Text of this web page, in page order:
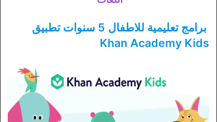
برامج تعليمية للاطفال 5 سنوات تطبيق
Khan Academy Kids